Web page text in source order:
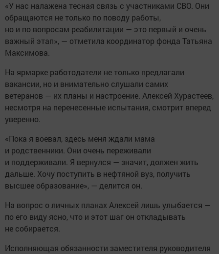
«У нас налажена тесная связь с участниками СВО. Они
обращаются не только по поводу работы,
но и по вопросам реабилитации — это первый и очень
важный этап», — отметила координатор фонда Татьяна
Максимова.
На ярмарке работодатели не только предлагали
вакансии, но и внимательно слушали самих
ветеранов — их планы и настроение. Алексей Хурастеев,
несмотря на перенесенные испытания, смотрит вперед
уверенно.
«Пока я воевал, здесь меня ждали мама
и родственники. Они очень переживали
и поддерживали. Я вернулся — значит, должен жить
дальше. Хочу поступить в нефтяной вуз, получить
высшее образование», — делится он.
На вопрос о личных планах Алексей лишь улыбается —
по его виду ясно, что и этот шаг он откладывать
не собирается.
Исполняющая обязанности заместителя руководителя